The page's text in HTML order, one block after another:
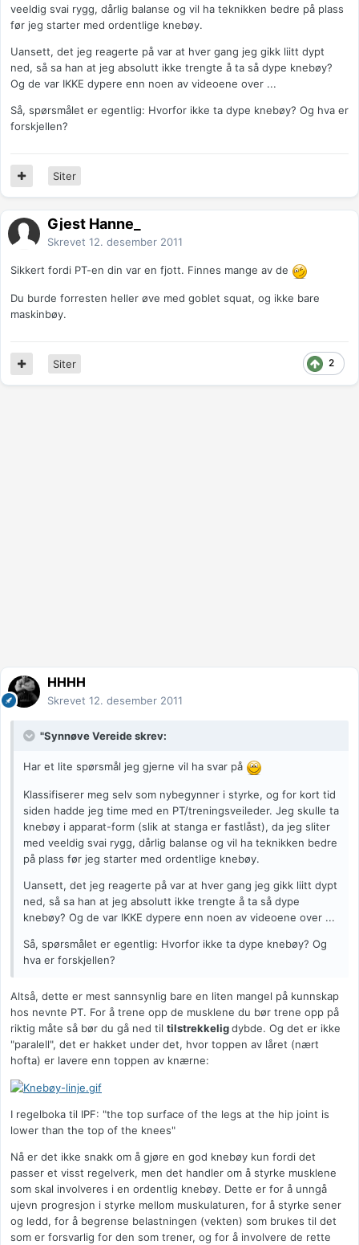
veeldig svai rygg, dårlig balanse og vil ha teknikken bedre på plass
før jeg starter med ordentlige knebøy.
Uansett, det jeg reagerte på var at hver gang jeg gikk liitt dypt
ned, så sa han at jeg absolutt ikke trengte å ta så dype knebøy?
Og de var IKKE dypere enn noen av videoene over ...
Så, spørsmålet er egentlig: Hvorfor ikke ta dype knebøy? Og hva er
forskjellen?
Siter
Gjest Hanne_
Skrevet 12. desember 2011
Sikkert fordi PT-en din var en fjott. Finnes mange av de
Du burde forresten heller øve med goblet squat, og ikke bare
maskinbøy.
2
Siter
HHHH
Skrevet 12. desember 2011
"Synnøve Vereide skrev:
Har et lite spørsmål jeg gjerne vil ha svar på
Klassifiserer meg selv som nybegynner i styrke, og for kort tid
siden hadde jeg time med en PT/treningsveileder. Jeg skulle ta
knebøy i apparat-form (slik at stanga er fastlåst), da jeg sliter
med veeldig svai rygg, dårlig balanse og vil ha teknikken bedre
på plass før jeg starter med ordentlige knebøy.
Uansett, det jeg reagerte på var at hver gang jeg gikk liitt dypt
ned, så sa han at jeg absolutt ikke trengte å ta så dype
knebøy? Og de var IKKE dypere enn noen av videoene over ...
Så, spørsmålet er egentlig: Hvorfor ikke ta dype knebøy? Og
hva er forskjellen?
Altså, dette er mest sannsynlig bare en liten mangel på kunnskap
hos nevnte PT. For å trene opp de musklene du bør trene opp på
riktig måte så bør du gå ned til tilstrekkeligdybde. Og det er ikke
"paralell", det er hakket under det, hvor toppen av låret (nært
hofta) er lavere enn toppen av knærne:
I regelboka til IPF: "the top surface of the legs at the hip joint is
lower than the top of the knees"
Nå er det ikke snakk om å gjøre en god knebøy kun fordi det
passer et visst regelverk, men det handler om å styrke musklene
som skal involveres i en ordentlig knebøy. Dette er for å unngå
ujevn progresjon i styrke mellom muskulaturen, for å styrke sener
og ledd, for å begrense belastningen (vekten) som brukes til det
som er forsvarlig for den som trener, og for å involvere de rette